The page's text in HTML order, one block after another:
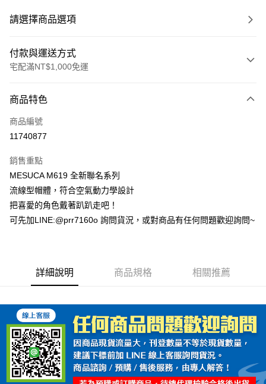
請選擇商品選項
付款與運送方式
宅配滿NT$1,000免運
信用卡一次付款
Apple Pay
運送方式
宅配
每筆NT$100，滿NT$1,000(含以上)免運費
商品特色
商品編號
11740877
銷售重點
MESUCA M619 全新聯名系列
流線型帽體，符合空氣動力學設計
把喜愛的角色戴著趴趴走吧！
可先加LINE:@prr7160o 詢問貨況，或對商品有任何問題歡迎詢問~
詳細說明 商品規格 相關推薦